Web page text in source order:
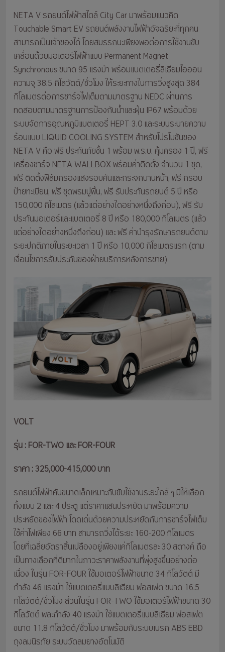
NETA V รถยนต์ไฟฟ้าสไตล์ City Car มาพร้อมแนวคิด
Touchable Smart EV รถยนต์พลังงานไฟฟ้าอัจฉริยะที่ทุกคน
สามารถเป็นเจ้าของได้ โดยสมรรถนะเพียงพอต่อการใช้งานขับ
เคลื่อนด้วยมอเตอร์ไฟฟ้าแบบ Permanent Magnet
Synchronous ขนาด 95 แรงม้า พร้อมแบตเตอรี่ลิเธียมไอออน
ความจุ 38.5 กิโลวัตต์/ชั่วโมง ให้ระยะทางในการวิ่งสูงสุด 384
กิโลเมตรต่อการชาร์จไฟเต็มตามมาตรฐาน NEDC ผ่านการ
ทดสอบตามมาตรฐานการป้องกันน้ำและฝุ่น IP67 พร้อมด้วย
ระบบจัดการอุณหภูมิแบตเตอรี่ HEPT 3.0 และระบบระบายความ
ร้อนแบบ LIQUID COOLING SYSTEM สำหรับโปรโมชันของ
NETA V คือ ฟรี ประกันภัยชั้น 1 พร้อม พ.ร.บ. คุ้มครอง 1 ปี, ฟรี
เครื่องชาร์จ NETA WALLBOX พร้อมค่าติดตั้ง จำนวน 1 ชุด,
ฟรี ติดตั้งฟิล์มกรองแสงรอบคันและกระจกบานหน้า, ฟรี กรอบ
ป้ายทะเบียน, ฟรี ชุดพรมปูพื้น, ฟรี รับประกันรถยนต์ 5 ปี หรือ
150,000 กิโลเมตร (แล้วแต่อย่างใดอย่างหนึ่งถึงก่อน), ฟรี รับ
ประกันมอเตอร์และแบตเตอรี่ 8 ปี หรือ 180,000 กิโลเมตร (แล้ว
แต่อย่างใดอย่างหนึ่งถึงก่อน) และ ฟรี ค่าบำรุงรักษารถยนต์ตาม
ระยะปกติภายในระยะเวลา 1 ปี หรือ 10,000 กิโลเมตรแรก (ตาม
เงื่อนไขการรับประกันของฝ่ายบริการหลังการขาย)
VOLT
รุ่น : FOR-TWO และ FOR-FOUR
ราคา : 325,000-415,000 บาท
รถยนต์ไฟฟ้าคันขนาดเล็กเหมาะกับขับใช้งานระยะใกล้ ๆ มีให้เลือก
ทั้งแบบ 2 และ 4 ประตู แต่ราคาแสนประหยัด มาพร้อมความ
ประหยัดของไฟฟ้า โดดเด่นด้วยความประหยัดกับการชาร์จไฟเต็ม
ใช้ค่าไฟเพียง 66 บาท สามารถวิ่งได้ระยะ 160-200 กิโลเมตร
โดยที่เฉลี่ยอัตราสิ้นเปลืองอยู่เพียงแค่กิโลเมตรละ 30 สตางค์ ถือ
เป็นทางเลือกที่ดีมากในภาวะราคาพลังงานที่พุ่งสูงขึ้นอย่างต่อ
เนื่อง ในรุ่น FOR-FOUR ใช้มอเตอร์ไฟฟ้าขนาด 34 กิโลวัตต์ มี
กำลัง 46 แรงม้า ใช้แบตเตอรี่แบบลิเธียม ฟอสเฟต ขนาด 16.5
กิโลวัตต์/ชั่วโมง ส่วนในรุ่น FOR-TWO ใช้มอเตอร์ไฟฟ้าขนาด 30
กิโลวัตต์ พละกำลัง 40 แรงม้า ใช้แบตเตอรี่แบบลิเธียม ฟอสเฟต
ขนาด 11.8 กิโลวัตต์/ชั่วโมง มาพร้อมกับระบบเบรก ABS EBD
ถุงลมนิรภัย ระบบวัดลมยางอัตโนมัติ